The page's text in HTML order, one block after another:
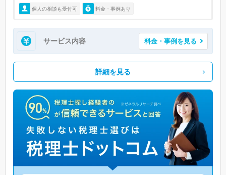
個人の相談も受付可 料金・事例あり
サービス内容 料金・事例を見る
詳細を見る